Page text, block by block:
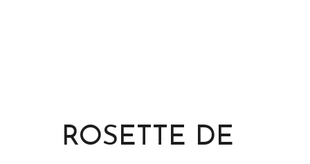
ROSETTE DE